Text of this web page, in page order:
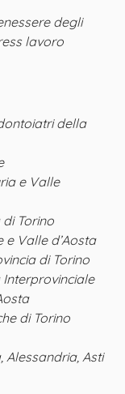
degli
lavoro
della
e Valle
Torino
e Valle d’Aosta
di Torino
di Torino
Alessandria, Asti